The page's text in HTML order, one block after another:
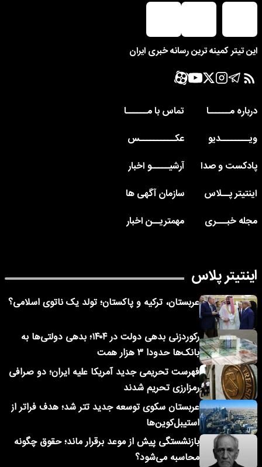
این تیتر کمینه ترین رسانه خبری ایران
درباره مــــــا
تماس با مــــــا
ویــــــــدیو
عکــــــــــس
پادکست و صدا
آرشیـــــو اخبار
اینتیتر پــلاس
سازمان آگهی ها
مجله خبـــری
مهمتریــن اخبار
اینتیتر پلاس
عربستان، ترکیه و پاکستان؛ تولد یک ناتوی اسلامی؟
رکوردزنی بدهی دولت در ۱۴۰۴؛ بدهی دولتی‌ها به
بانک‌ها حدودا ۳ هزار همت
فهرست تحریمی جدید آمریکا علیه ایران؛ دو صرافی
رمزارزی تحریم شدند
عربستان سکوی توسعه جدید تتر شد؛ هدف فراتر از
استیبل‌کوین‌ها
بازنشستگی پیش از موعد برقرار ماند؛ حقوق چگونه
محاسبه می‌شود؟